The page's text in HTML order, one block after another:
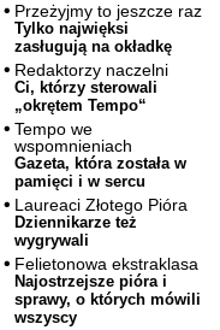
Przeżyjmy to jeszcze raz
Tylko najwięksi
zasługują na okładkę
Redaktorzy naczelni
Ci, którzy sterowali
„okrętem Tempo“
Tempo we
wspomnieniach
Gazeta, która została w
pamięci i w sercu
Laureaci Złotego Pióra
Dziennikarze też
wygrywali
Felietonowa ekstraklasa
Najostrzejsze pióra i
sprawy, o których mówili
wszyscy